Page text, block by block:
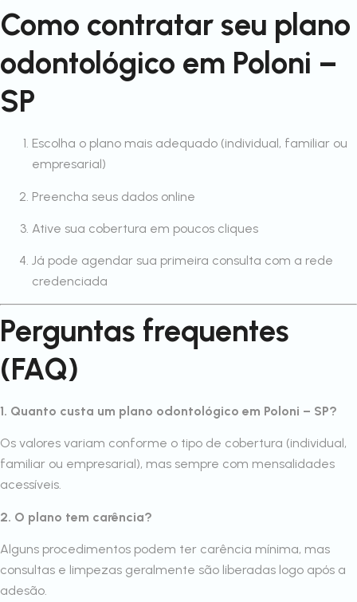
Como contratar seu plano
odontológico em Poloni –
SP
Escolha o plano mais adequado (individual, familiar ou
empresarial)
Preencha seus dados online
Ative sua cobertura em poucos cliques
Já pode agendar sua primeira consulta com a rede
credenciada
Perguntas frequentes
(FAQ)
1. Quanto custa um plano odontológico em Poloni – SP?
Os valores variam conforme o tipo de cobertura (individual,
familiar ou empresarial), mas sempre com mensalidades
acessíveis.
2. O plano tem carência?
Alguns procedimentos podem ter carência mínima, mas
consultas e limpezas geralmente são liberadas logo após a
adesão.